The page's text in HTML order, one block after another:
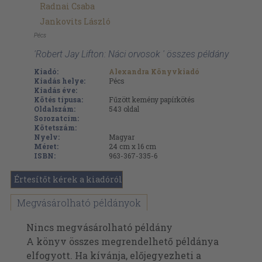
Radnai Csaba
Jankovits László
Pécs
'Robert Jay Lifton: Náci orvosok ' összes példány
Kiadó:
Alexandra Könyvkiadó
Kiadás helye:
Pécs
Kiadás éve:
Kötés típusa:
Fűzött kemény papírkötés
Oldalszám:
543 oldal
Sorozatcím:
Kötetszám:
Nyelv:
Magyar
Méret:
24 cm x 16 cm
ISBN:
963-367-335-6
Értesítőt kérek a kiadóról
Megvásárolható példányok
Nincs megvásárolható példány
A könyv összes megrendelhető példánya
elfogyott. Ha kívánja, előjegyezheti a